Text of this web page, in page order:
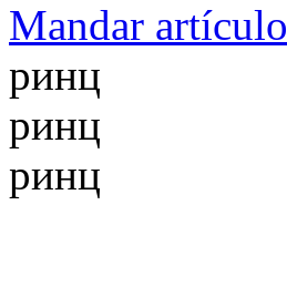
Mandar artículo
ринц
ринц
ринц